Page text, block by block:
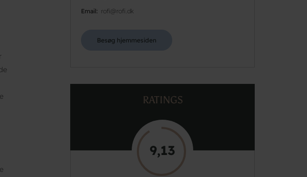
Email
rofi@rofi.dk
Besøg hjemmesiden
RATINGS
9,13